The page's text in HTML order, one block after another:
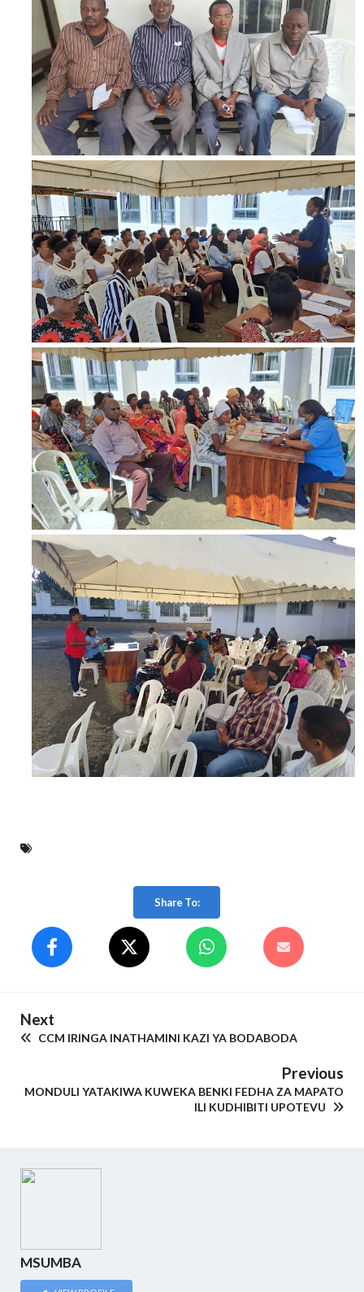
Share To:
Next
CCM IRINGA INATHAMINI KAZI YA BODABODA
Previous
MONDULI YATAKIWA KUWEKA BENKI FEDHA ZA MAPATO
ILI KUDHIBITI UPOTEVU
MSUMBA